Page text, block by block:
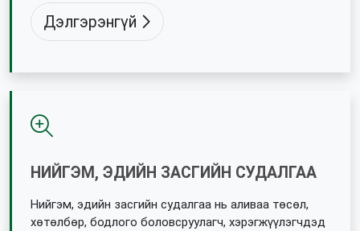
Дэлгэрэнгүй
НИЙГЭМ, ЭДИЙН ЗАСГИЙН СУДАЛГАА
Нийгэм, эдийн засгийн судалгаа нь аливаа төсөл,
хөтөлбөр, бодлого боловсруулагч, хэрэгжүүлэгчдэд